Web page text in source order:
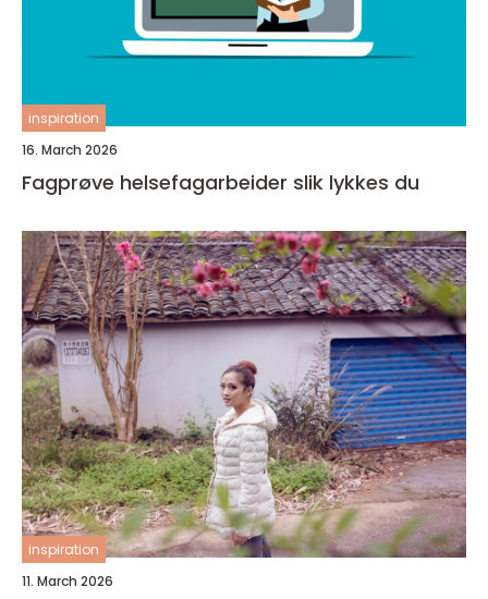
inspiration
16. March 2026
Fagprøve helsefagarbeider slik lykkes du
inspiration
11. March 2026